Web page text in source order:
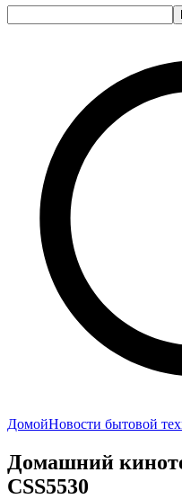
ДомойНовости бытовой
Домашний
CSS5530